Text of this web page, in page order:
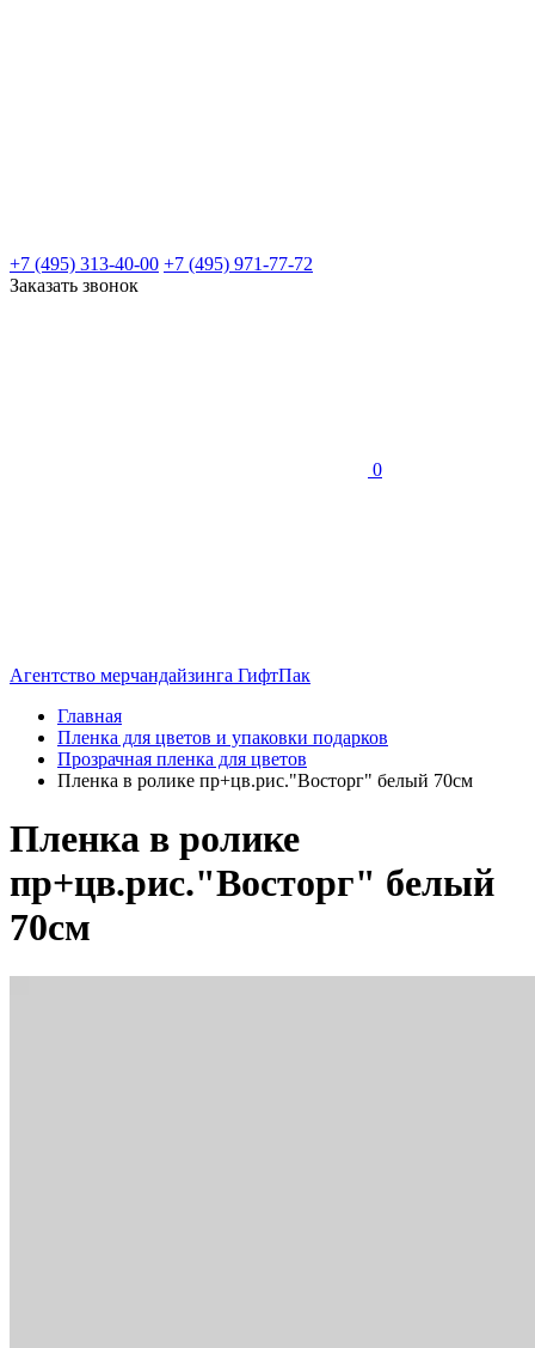
+7 (495) 313-40-00 +7 (495) 971-77-72
Заказать звонок
0
Агентство мерчандайзинга ГифтПак
Главная
Пленка для цветов и упаковки подарков
Прозрачная пленка для цветов
Пленка в ролике пр+цв.рис."Восторг" белый 70см
Пленка в ролике
пр+цв.рис."Восторг" белый
70см